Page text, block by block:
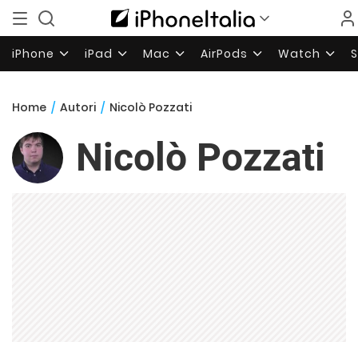
iPhone iPad Mac AirPods Watch
Home / Autori / Nicolò Pozzati
Nicolò Pozzati